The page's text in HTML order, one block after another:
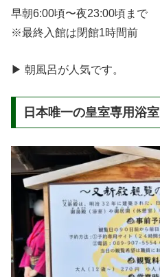
早朝6:00頃〜夜23:00頃まで
※最終入館は閉館1時間前
▶ 朝風呂が人気です。
日本唯一の皇室専用浴室